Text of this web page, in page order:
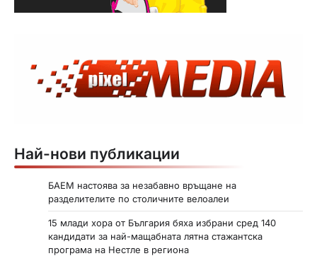
Най-нови публикации
БАЕМ настоява за незабавно връщане на
разделителите по столичните велоалеи
15 млади хора от България бяха избрани сред 140
кандидати за най-мащабната лятна стажантска
програма на Нестле в региона